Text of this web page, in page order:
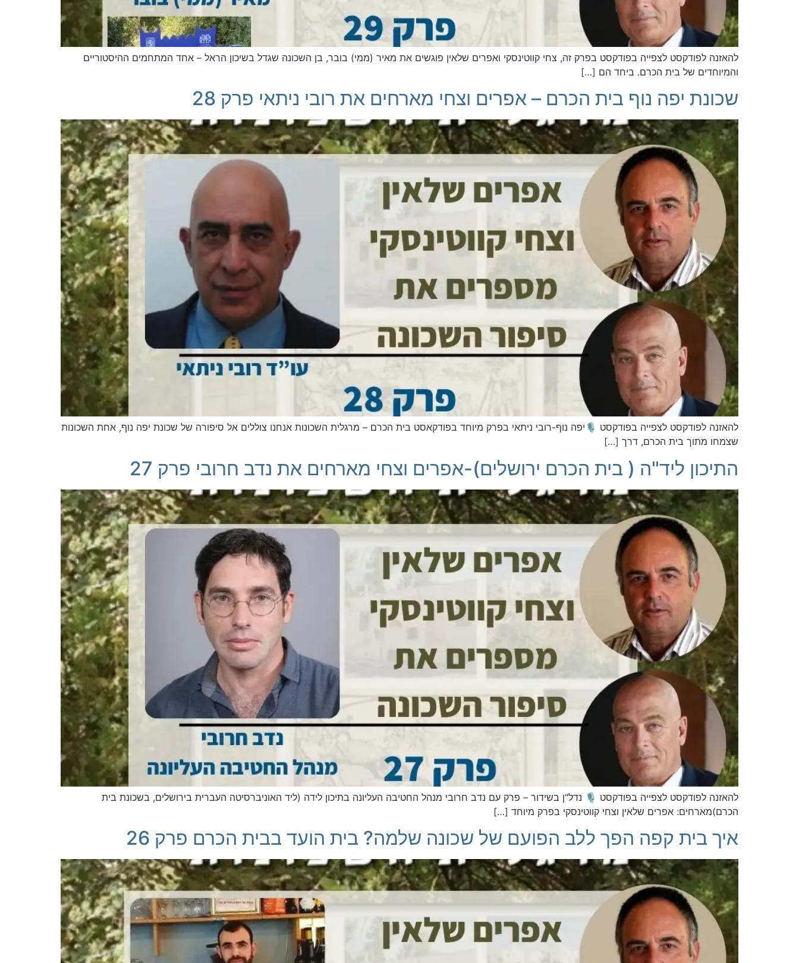
להאזנה לפודקסט לצפייה בפודקסט בפרק זה, צחי קווטינסקי ואפרים שלאין פוגשים את מאיר (ממי) בובר, בן השכונה שגדל בשיכון הראל – אחד המתחמים ההיסטוריים
והמיוחדים של בית הכרם. ביחד הם […]
שכונת יפה נוף בית הכרם – אפרים וצחי מארחים את רובי ניתאי פרק 28
להאזנה לפודקסט לצפייה בפודקסט 🎙️יפה נוף-רובי ניתאי בפרק מיוחד בפודקאסט בית הכרם – מרגלית השכונות אנחנו צוללים אל סיפורה של שכונת יפה נוף, אחת השכונות
שצמחו מתוך בית הכרם, דרך […]
התיכון ליד"ה ( בית הכרם ירושלים)-אפרים וצחי מארחים את נדב חרובי פרק 27
להאזנה לפודקסט לצפייה בפודקסט 🎙️ נדל"ן בשידור – פרק עם נדב חרובי מנהל החטיבה העליונה בתיכון לידה (ליד האוניברסיטה העברית בירושלים, בשכונת בית
הכרם)מארחים: אפרים שלאין וצחי קווטינסקי בפרק מיוחד […]
איך בית קפה הפך ללב הפועם של שכונה שלמה? בית הועד בבית הכרם פרק 26